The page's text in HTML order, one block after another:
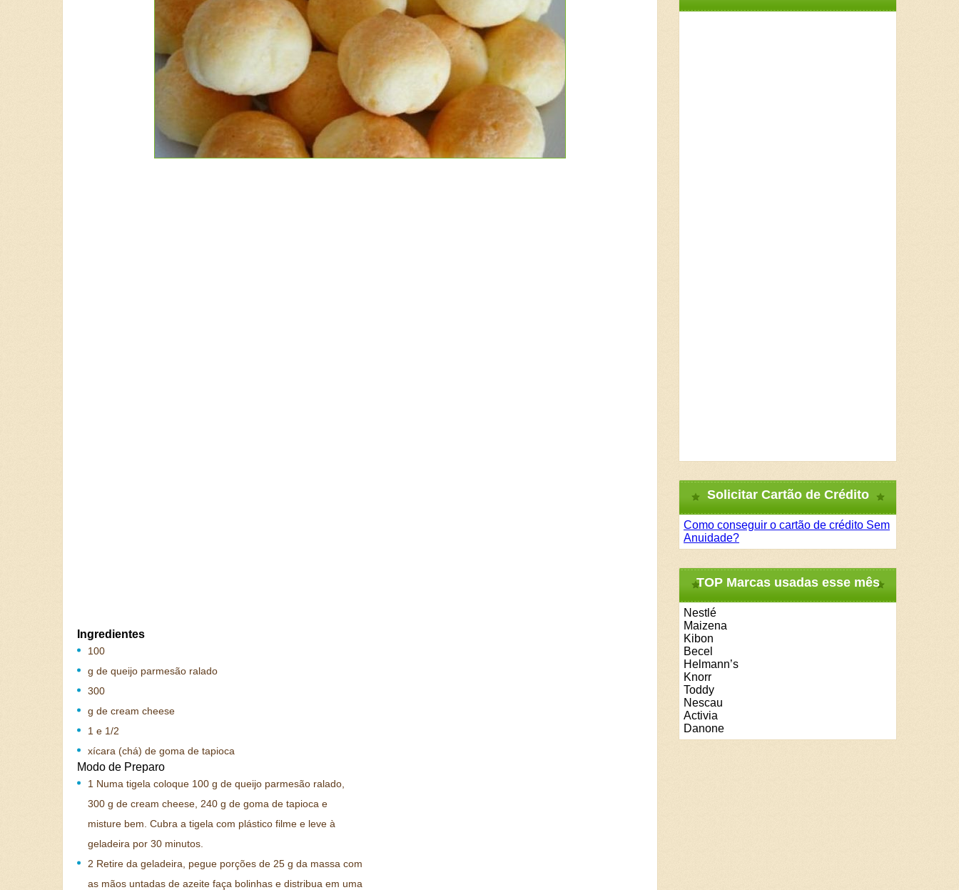
Ingredientes
100
g de queijo parmesão ralado
300
g de cream cheese
1 e 1/2
xícara (chá) de goma de tapioca
Modo de Preparo
1 Numa tigela coloque 100 g de queijo parmesão ralado,
300 g de cream cheese, 240 g de goma de tapioca e
misture bem. Cubra a tigela com plástico filme e leve à
geladeira por 30 minutos.
2 Retire da geladeira, pegue porções de 25 g da massa com
as mãos untadas de azeite faça bolinhas e distribua em uma
Solicitar Cartão de Crédito
Como conseguir o cartão de crédito Sem
Anuidade?
TOP Marcas usadas esse mês
Nestlé
Maizena
Kibon
Becel
Helmann’s
Knorr
Toddy
Nescau
Activia
Danone